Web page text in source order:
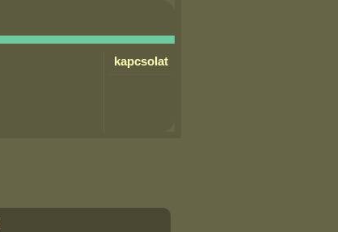
kapcsolat